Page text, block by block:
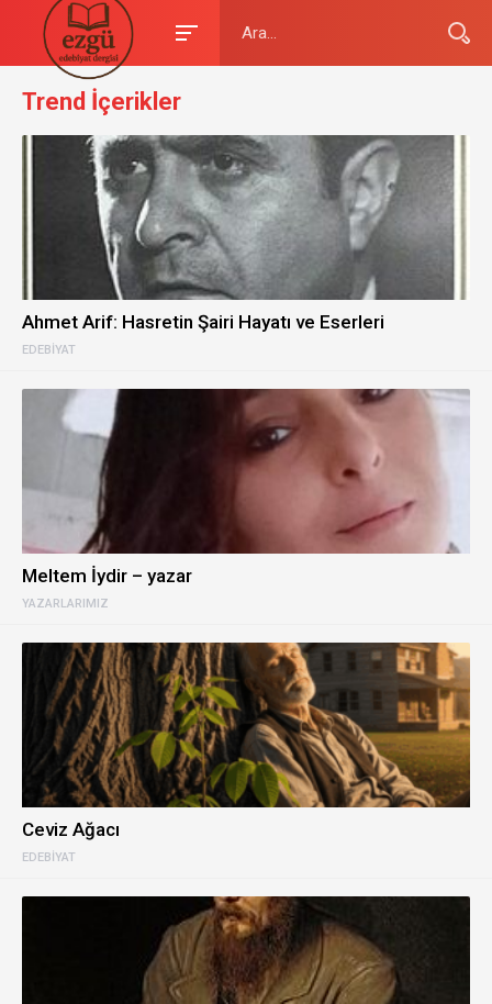
Trend İçerikler
EDEBIYAT
Ahmet Arif: Hasretin Şairi Hayatı ve Eserleri
YAZARLARIMIZ
Meltem İydir – yazar
EDEBIYAT
Ceviz Ağacı